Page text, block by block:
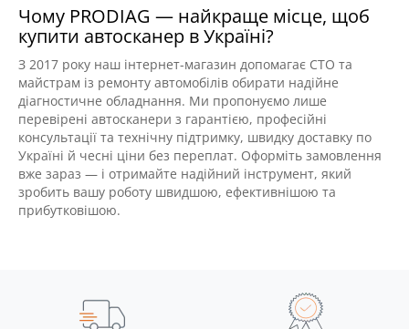
Чому PRODIAG — найкраще місце, щоб
купити автосканер в Україні?
З 2017 року наш інтернет-магазин допомагає СТО та
майстрам із ремонту автомобілів обирати надійне
діагностичне обладнання. Ми пропонуємо лише
перевірені автосканери з гарантією, професійні
консультації та технічну підтримку, швидку доставку по
Україні й чесні ціни без переплат. Оформіть замовлення
вже зараз — і отримайте надійний інструмент, який
зробить вашу роботу швидшою, ефективнішою та
прибутковішою.